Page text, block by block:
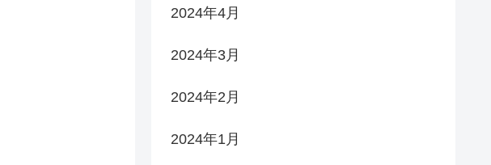
2024年4月
2024年3月
2024年2月
2024年1月